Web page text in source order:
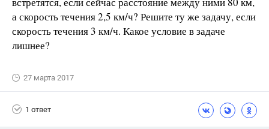
а скорость течения 2,5 км/ч? Решите ту же задачу, если
скорость течения 3 км/ч. Какое условие в задаче
лишнее?
27 марта 2017
1 ответ